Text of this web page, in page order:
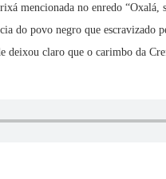
mencionada no enredo
do povo negro que escravizado
deixou claro que o carimbo da